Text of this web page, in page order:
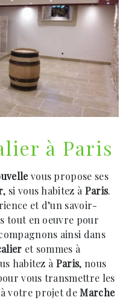
à Paris
vous propose ses
, si vous habitez à Paris.
et d’un savoir-
tout en oeuvre pour
ainsi dans
et sommes à
habitez à Paris, nous
vous transmettre les
à votre projet deMarche